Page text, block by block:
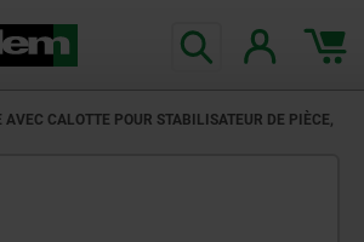
AVEC CALOTTE POUR STABILISATEUR DE PIÈCE,